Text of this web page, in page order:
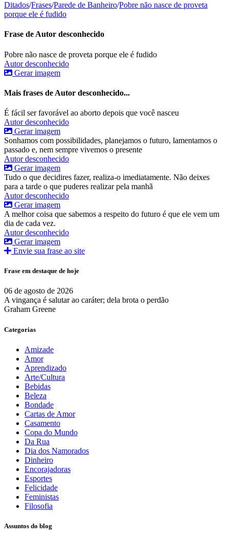
Ditados/Frases/Parede de Banheiro/Pobre não nasce de proveta
porque ele é fudido
Frase de Autor desconhecido
Pobre não nasce de proveta porque ele é fudido
Autor desconhecido
Gerar imagem
Mais frases de Autor desconhecido...
É fácil ser favorável ao aborto depois que você nasceu
Autor desconhecido
Gerar imagem
Sonhamos com possibilidades, planejamos o futuro, lamentamos o
passado e, nem sempre vivemos o presente
Autor desconhecido
Gerar imagem
Tudo o que decidires fazer, realiza-o imediatamente. Não deixes
para a tarde o que puderes realizar pela manhã
Autor desconhecido
Gerar imagem
A melhor coisa que sabemos a respeito do futuro é que ele vem um
dia de cada vez.
Autor desconhecido
Gerar imagem
Envie sua frase ao site
Frase em destaque de hoje
06 de agosto de 2026
A vingança é salutar ao caráter; dela brota o perdão
Graham Greene
Categorias
Amizade
Amor
Aprendizado
Arte/Cultura
Bebidas
Beleza
Bondade
Cartas de Amor
Casamento
Copa do Mundo
Da Rua
Dia dos Namorados
Dinheiro
Encorajadoras
Esportes
Felicidade
Feministas
Filosofia
Assuntos do blog